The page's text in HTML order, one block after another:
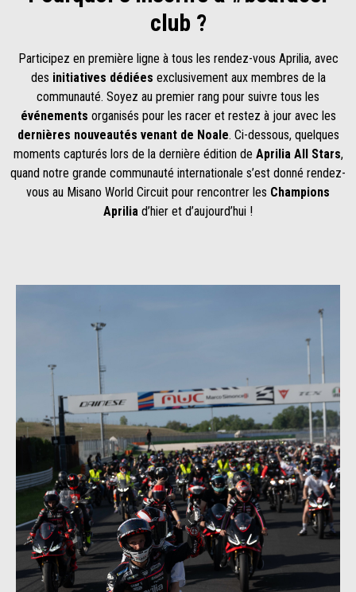
club ?
Participez en première ligne à tous les rendez-vous Aprilia, avec
des initiatives dédiées exclusivement aux membres de la
communauté. Soyez au premier rang pour suivre tous les
événements organisés pour les racer et restez à jour avec les
dernières nouveautés venant de Noale. Ci-dessous, quelques
moments capturés lors de la dernière édition de Aprilia All Stars,
quand notre grande communauté internationale s’est donné rendez-
vous au Misano World Circuit pour rencontrer les Champions
Aprilia d’hier et d’aujourd’hui !